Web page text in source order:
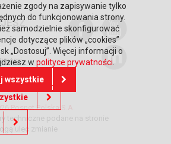
nami
Posnet Polska S.A.
techniczne podane na stronie
ulec zmianie
zgody na zapisywanie tylko
do funkcjonowania strony.
samodzielnie skonfigurować
dotyczące plików „cookies”
„Dostosuj”. Więcej informacji o
w polityce prywatności
wszystkie